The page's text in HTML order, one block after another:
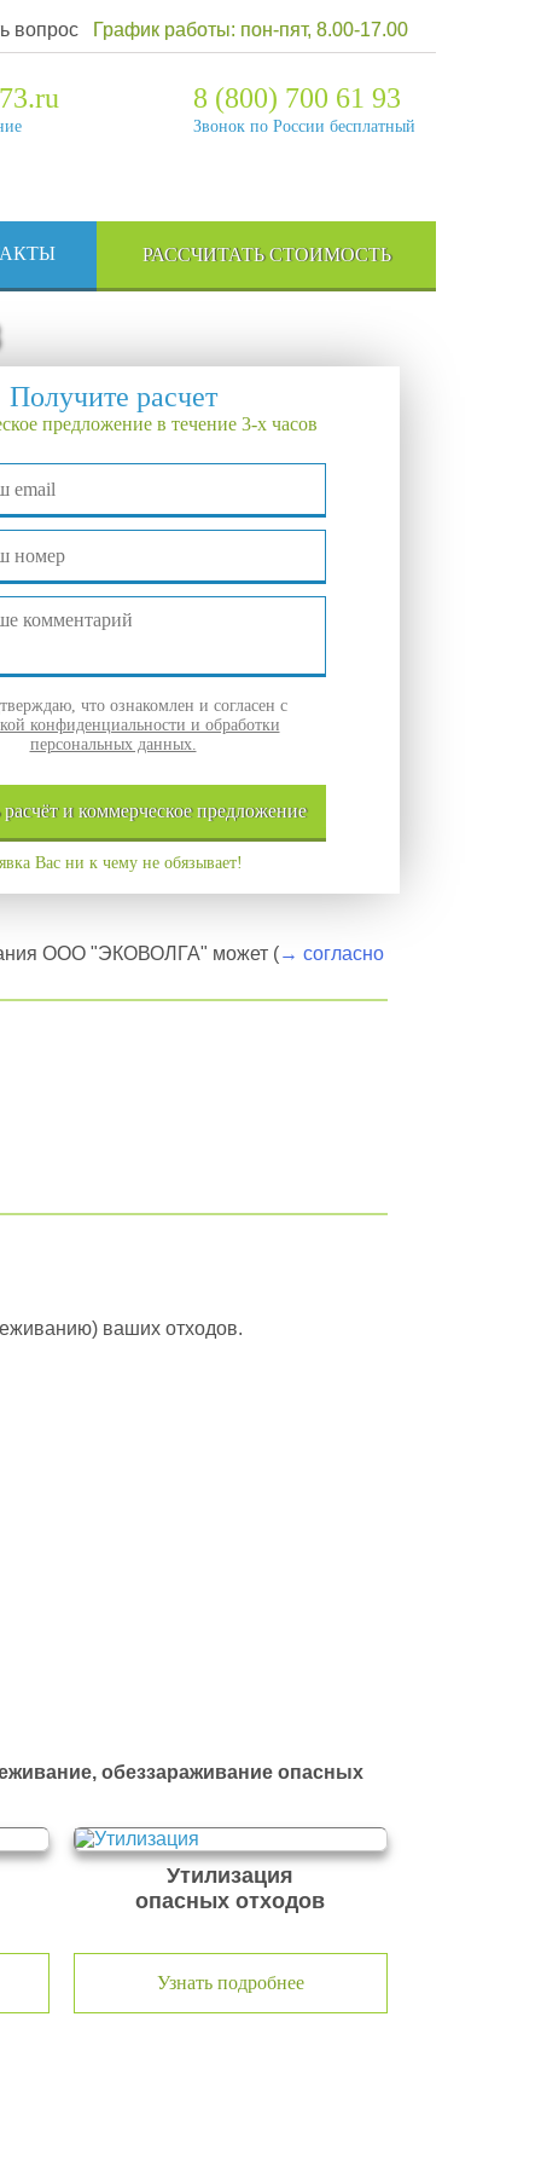
вопрос График работы: пон-пят, 8.00-17.00
8 (800) 700 61 93
Звонок по России бесплатный
РАССЧИТАТЬ СТОИМОСТЬ
Получите расчет
предложение в течение 3-х часов
что ознакомлен и согласен с
конфиденциальности и обработки
персональных данных.
расчёт и коммерческоепредложение
Вас ни к чему не обязывает!
ООО "ЭКОВОЛГА" может (→ согласно
ваших отходов.
обеззараживание опасных
Утилизация
опасных отходов
Узнать подробнее